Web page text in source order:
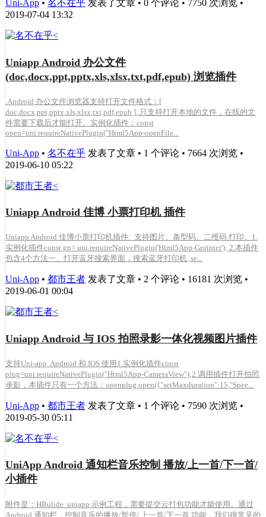
Uni-App • 名不在乎 发表了文章 • 0 个评论 • 7750 次浏览 •
2019-07-04 13:32
Uniapp Android 办公文件
(doc,docx,ppt,pptx,xls,xlsx,txt,pdf,epub) 浏览插件
Android 办公文件浏览器支持打开文件格式：[
doc,docx,ppt,pptx,xls,xlsx,txt,pdf,epub ], 只支持打开本地的文件，在线的文
件需要下载后才能打开。实例化插件：const
open=uni.requireNativePlugin("Html5App-openFile...
Uni-App • 名不在乎 发表了文章 • 1 个评论 • 7664 次浏览 •
2019-06-10 05:22
Uniapp Android 佳博 小票打印机 插件
Uniapp Android 佳博小票打印机插件: 支持图片、条型码、二维码 打印。1.
实例化插件const gp= uni.requireNativePlugin('Html5App-Gprinter'); 2.本插件
包含4个方法一、打开蓝牙搜索界面，搜索蓝牙打印机 ,se...
Uni-App • 都市王者 发表了文章 • 2 个评论 • 16181 次浏览 •
2019-06-01 00:04
Uniapp Android 与 IOS 拍照录影一体化视频图片插件
支持Uni-app Android 和 IOS 使用1.实例化插件const
plug=uni.requireNativePlugin("Html5App-CameraView");2.调用插件打开拍照
录影，本插件只有一个方法：openplug.open({"setMaxduration":15,"Spee...
Uni-App • 都市王者 发表了文章 • 1 个评论 • 7590 次浏览 •
2019-05-30 05:11
UniApp Android 通知栏音乐控制 播放/上一首/下一首/
小插件
附件是：HBulide uniapp 示例工程，需要提交云打包功能才能使用。通过
Android 通知栏，控制音乐的播放/暂停/ 上一首/下一首 功能，我们很常见的